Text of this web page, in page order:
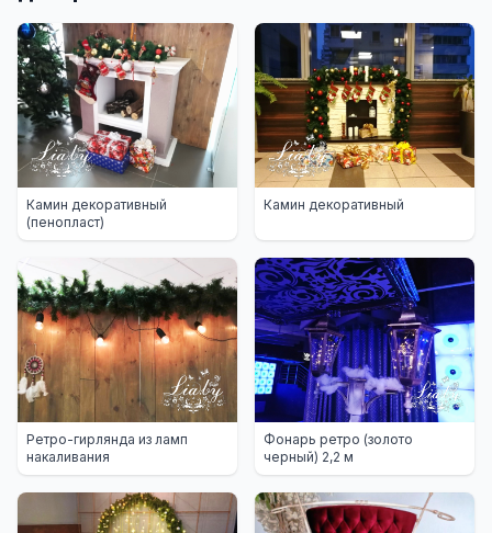
Камин декоративный
(пенопласт)
Камин декоративный
Ретро-гирлянда из ламп
накаливания
Фонарь ретро (золото
черный) 2,2 м